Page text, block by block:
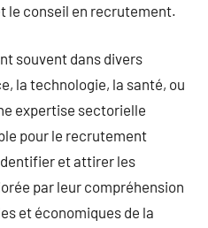
le conseil en recrutement.
souvent dans divers
la technologie, la santé, ou
expertise sectorielle
pour le recrutement
et attirer les
par leur compréhension
et économiques de la